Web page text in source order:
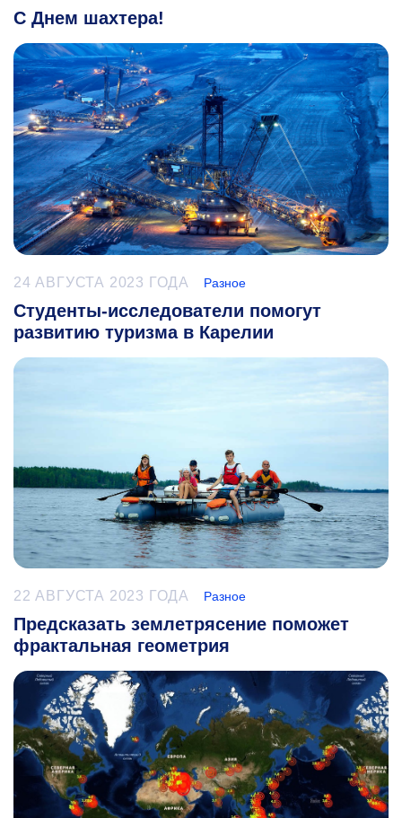
С Днем шахтера!
24 АВГУСТА 2023 ГОДА Разное
Студенты-исследователи помогут
развитию туризма в Карелии
22 АВГУСТА 2023 ГОДА Разное
Предсказать землетрясение поможет
фрактальная геометрия